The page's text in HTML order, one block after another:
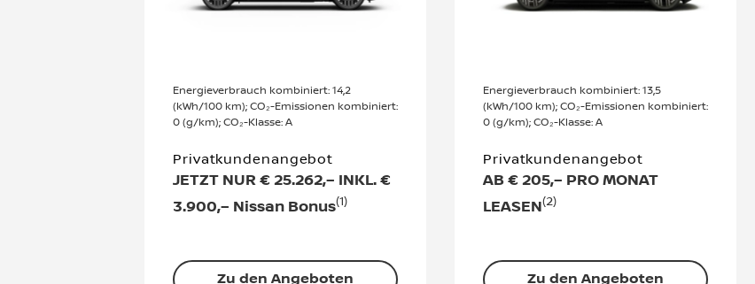
Energieverbrauch kombiniert: 14,2
(kWh/100 km); CO₂-Emissionen kombiniert:
0 (g/km); CO₂-Klasse: A
Privatkundenangebot
JETZT NUR € 25.262,– INKL. €
3.900,– Nissan Bonus(1)
Zu den Angeboten
Energieverbrauch kombiniert: 13,5
(kWh/100 km); CO₂-Emissionen kombiniert:
0 (g/km); CO₂-Klasse: A
Privatkundenangebot
AB € 205,– PRO MONAT
LEASEN(2)
Zu den Angeboten